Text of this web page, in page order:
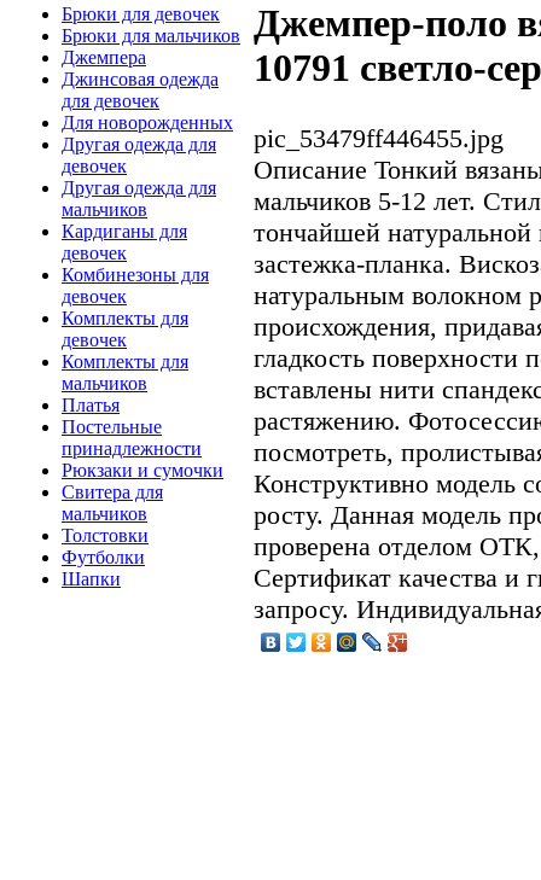
Брюки для девочек
Брюки для мальчиков
Джемпера
Джинсовая одежда
для девочек
Для новорожденных
Другая одежда для
девочек
Другая одежда для
мальчиков
Кардиганы для
девочек
Комбинезоны для
девочек
Комплекты для
девочек
Комплекты для
мальчиков
Платья
Постельные
принадлежности
Рюкзаки и сумочки
Свитера для
мальчиков
Толстовки
Футболки
Шапки
Джемпер-поло
10791 светло-
pic_53479ff446455.jpg
Описание Тонкий
мальчиков 5-12 лет.
тончайшей
застежка-планка.
натуральным волокном
происхождения,
гладкость поверхности
вставлены нити
растяжению.
посмотреть,
Конструктивно модель
росту. Данная модель
проверена отделом
Сертификат качества и
запросу.